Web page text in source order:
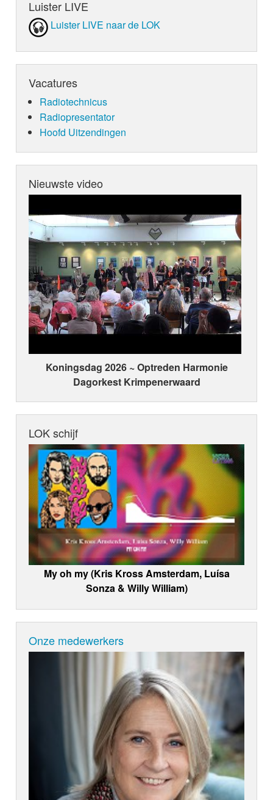
Luister LIVE
Luister LIVE naar de LOK
Vacatures
Radiotechnicus
Radiopresentator
Hoofd Uitzendingen
Nieuwste video
Koningsdag 2026 ~ Optreden Harmonie
Dagorkest Krimpenerwaard
LOK schijf
My oh my (Kris Kross Amsterdam, Luísa
Sonza & Willy William)
Onze medewerkers